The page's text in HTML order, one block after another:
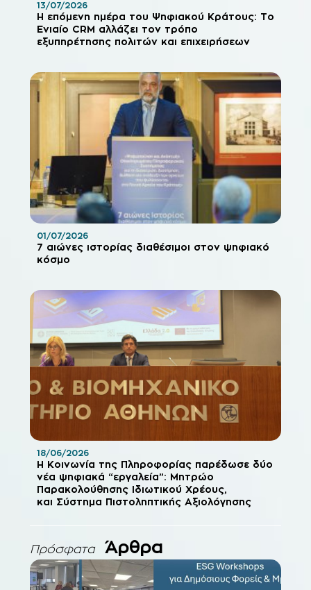
Η επόμενη ημέρα του Ψηφιακού Κράτους: Το
Ενιαίο CRM αλλάζει τον τρόπο
εξυπηρέτησης πολιτών και επιχειρήσεων
13/07/2026
7 αιώνες ιστορίας διαθέσιμοι στον ψηφιακό
κόσμο
01/07/2026
Η Κοινωνία της Πληροφορίας παρέδωσε δύο
νέα ψηφιακά “εργαλεία”: Μητρώο
Παρακολούθησης Ιδιωτικού Χρέους,
και Σύστημα Πιστοληπτικής Αξιολόγησης
18/06/2026
Πρόσφατα Άρθρα